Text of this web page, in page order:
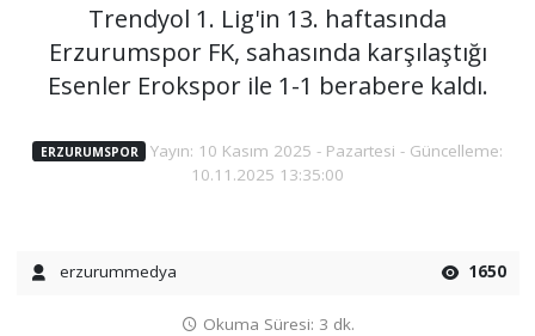
Trendyol 1. Lig'in 13. haftasında
Erzurumspor FK, sahasında karşılaştığı
Esenler Erokspor ile 1-1 berabere kaldı.
ERZURUMSPOR
Yayın: 10 Kasım 2025 - Pazartesi - Güncelleme:
10.11.2025 13:35:00
erzurummedya 1650
Okuma Süresi: 3 dk.